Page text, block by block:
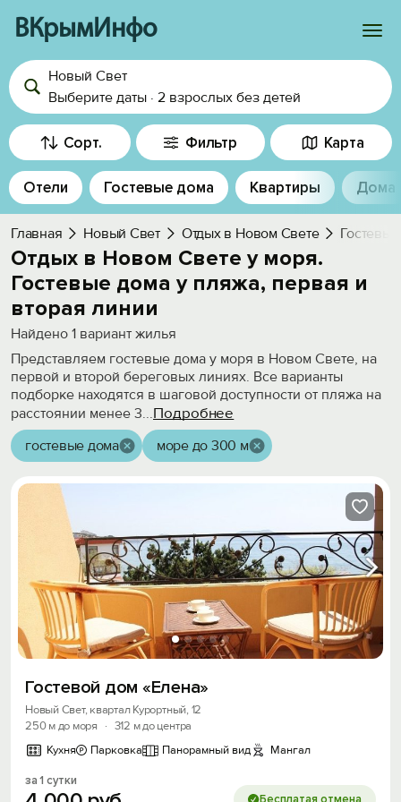
ВКрымИнфо
Войти
Избранное
История просмотра
Добавить свой объект
Новый Свет
Выберите даты · 2 взрослых без детей
Сорт. Фильтр Карта
Отели Гостевые дома Квартиры Дома
Главная Новый Свет Отдых в Новом Свете
Отдых в Новом Свете у моря.
Гостевые дома у пляжа, первая и
вторая линии
Найдено 1 вариант жилья
Представляем гостевые дома у моря в Новом Свете, на
первой и второй береговых линиях. Все варианты
подборке находятся в шаговой доступности от пляжа на
расстоянии менее 3...Подробнее
гостевые дома море до 300 м
Гостевой дом «Елена»
Новый Свет, квартал Курортный, 12
250 м до моря
· 312 м до центра
Кухня
Парковка Панорамный вид Мангал
за 1 сутки